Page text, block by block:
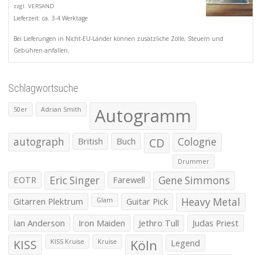
zzgl. VERSAND
Lieferzeit: ca. 3-4 Werktage
Bei Lieferungen in Nicht-EU-Länder können zusätzliche Zölle, Steuern und
Gebühren anfallen.
Schlagwortsuche
50er Adrian Smith Autogramm
autograph British Buch CD Cologne
Drummer
EOTR Eric Singer Farewell Gene Simmons
Gitarren Plektrum Glam Guitar Pick Heavy Metal
Ian Anderson Iron Maiden Jethro Tull Judas Priest
KISS KISS Kruise Kruise Köln Legend